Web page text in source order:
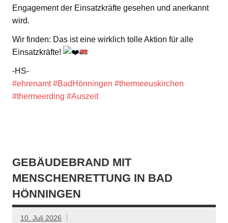
Engagement der Einsatzkräfte gesehen und anerkannt
wird.
Wir finden: Das ist eine wirklich tolle Aktion für alle
Einsatzkräfte!
-HS-
#ehrenamt #BadHönningen #thermeeuskirchen
#thermeerding #Auszeit
GEBÄUDEBRAND MIT
MENSCHENRETTUNG IN BAD
HÖNNINGEN
10. Juli 2026